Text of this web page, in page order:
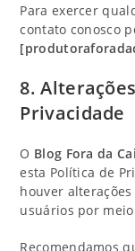
Para exercer
contato conosco
8.
Privacidade
O Blog Fora da
esta Política de
houver
usuários por
Recomendamos